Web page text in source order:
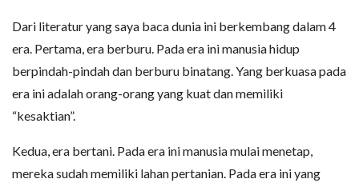
Dari literatur yang saya baca dunia ini berkembang dalam 4
era. Pertama, era berburu. Pada era ini manusia hidup
berpindah-pindah dan berburu binatang. Yang berkuasa pada
era ini adalah orang-orang yang kuat dan memiliki
“kesaktian”.
Kedua, era bertani. Pada era ini manusia mulai menetap,
mereka sudah memiliki lahan pertanian. Pada era ini yang